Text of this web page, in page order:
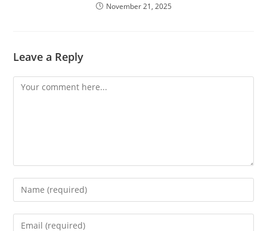
November 21, 2025
Leave a Reply